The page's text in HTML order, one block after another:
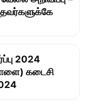
2024
கடைசி